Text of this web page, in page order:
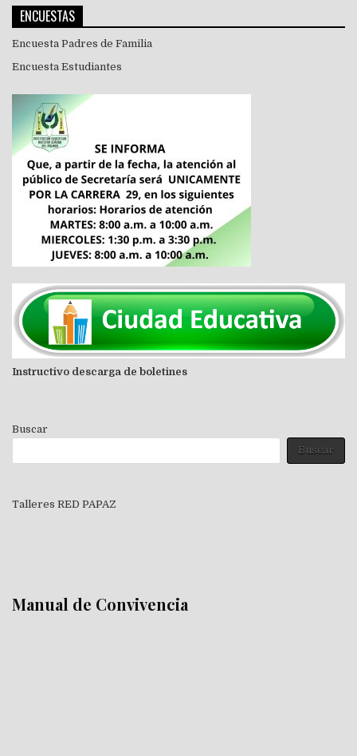
ENCUESTAS
Encuesta Padres de Familia
Encuesta Estudiantes
Instructivo descarga de boletines
Buscar
Buscar
Talleres RED PAPAZ
Manual de Convivencia